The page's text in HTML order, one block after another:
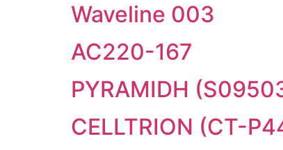
Waveline 003
AC220-167
PYRAMIDH
CELLTRION (CT-